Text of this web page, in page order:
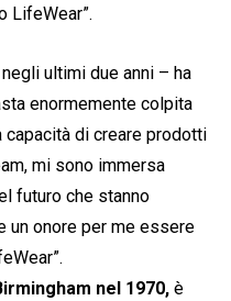
LifeWear”.
ultimi due anni – ha
enormemente colpita
di creare prodotti
mi sono immersa
futuro che stanno
un onore per me essere
nel 1970, è